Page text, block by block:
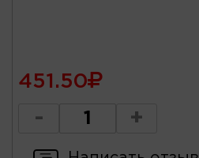
451.50
- +